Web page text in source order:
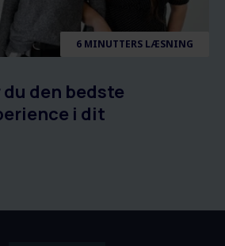
6 MINUTTERS LÆSNING
den bedste
i dit